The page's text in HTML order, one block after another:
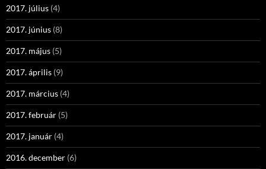
2017. július (4)
2017. június (8)
2017. május (5)
2017. április (9)
2017. március (4)
2017. február (5)
2017. január (4)
2016. december (6)